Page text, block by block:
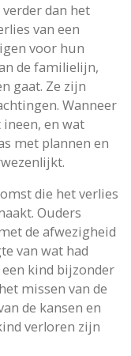
dan het
van een
voor hun
de familielijn,
gaat. Ze zijn
Wanneer
en wat
met plannen en
die het verlies
Ouders
de afwezigheid
van wat had
kind bijzonder
missen van de
de kansen en
verloren zijn